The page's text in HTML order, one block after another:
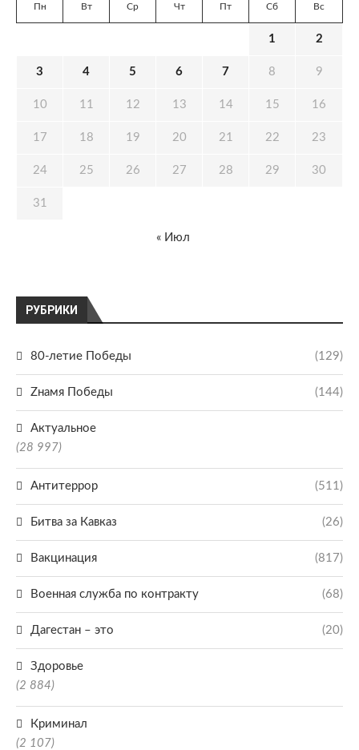
РУБРИКИ
80-летие Победы (129)
Zнамя Победы (144)
Актуальное
(28 997)
Антитеррор (511)
Битва за Кавказ (26)
Вакцинация (817)
Военная служба по контракту (68)
Дагестан – это (20)
Здоровье
(2 884)
Криминал
(2 107)
Пн Вт Ср Чт Пт Сб Вс
1 2
3 4 5 6 7 8 9
10 11 12 13 14 15 16
17 18 19 20 21 22 23
24 25 26 27 28 29 30
31
« Июл